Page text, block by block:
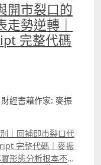
開市裂口的
勢逆轉｜
完整代碼
經書藉作家: 麥振
｜回補即市裂口代
完整代碼｜麥振
形態分析根本不一